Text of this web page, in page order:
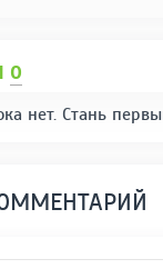
0
нет. Стань